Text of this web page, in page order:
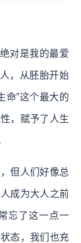
对是我的最爱
，从胚胎开始
命”这个最大的
，赋予了人生
但人们好像总
成为大人之前
忘了这一点一
态，我们也充